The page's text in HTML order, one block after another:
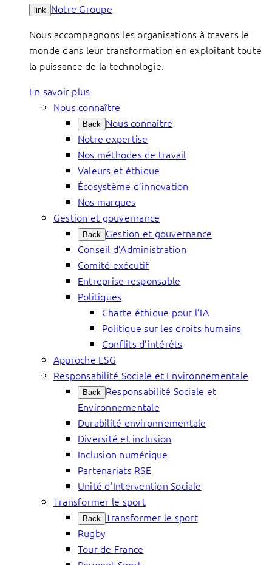
link Notre Groupe
Nous accompagnons les organisations à travers le
monde dans leur transformation en exploitant toute
la puissance de la technologie.
En savoir plus
Nous connaître
Back Nous connaître
Notre expertise
Nos méthodes de travail
Valeurs et éthique
Écosystème d’innovation
Nos marques
Gestion et gouvernance
Back Gestion et gouvernance
Conseil d’Administration
Comité exécutif
Entreprise responsable
Politiques
Charte éthique pour l’IA
Politique sur les droits humains
Conflits d’intérêts
Approche ESG
Responsabilité Sociale et Environnementale
Back Responsabilité Sociale et
Environnementale
Durabilité environnementale
Diversité et inclusion
Inclusion numérique
Partenariats RSE
Unité d’Intervention Sociale
Transformer le sport
Back Transformer le sport
Rugby
Tour de France